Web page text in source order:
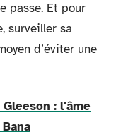
passe. Et pour
surveiller sa
d’éviter une
Gleeson : l'âme